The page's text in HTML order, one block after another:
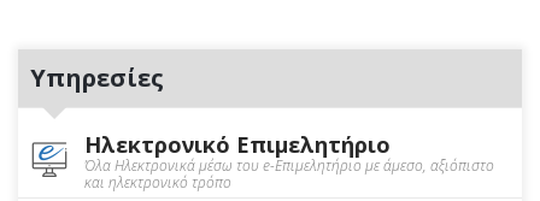
Υπηρεσίες
Ηλεκτρονικό Επιμελητήριο
Όλα Ηλεκτρονικά μέσω του e-Επιμελητήριο με άμεσο, αξιόπιστο
και ηλεκτρονικό τρόπο